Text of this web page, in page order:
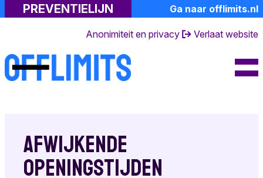
PREVENTIELIJN Ga naar offlimits.nl
Anonimiteit en privacy Verlaat website
Kindermisbruik
Toolkit
Lotgenoten
De gevolgen
Emoties
Samen praten
Toolkit
Professionals
Gespreksvoering
Risicosignalen
hulp
Suïciderisico
Meer informatie
FAQ's
partner
Ervaringsverhalen
Over ons
openingstijden
Over de
Afwijkende
openingstijden